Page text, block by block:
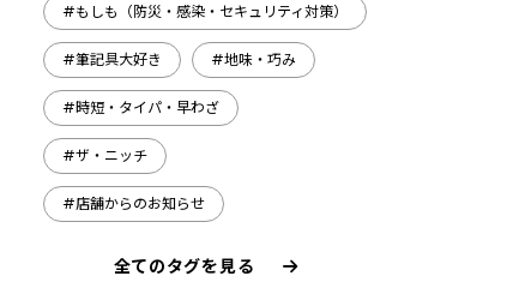
#もしも（防災・感染・セキュリティ対策）
#筆記具大好き #地味・巧み
#時短・タイパ・早わざ
#ザ・ニッチ
#店舗からのお知らせ
全てのタグを見る